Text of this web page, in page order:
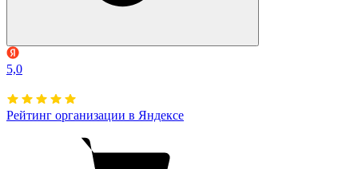
5,0
Рейтинг организации в Яндексе